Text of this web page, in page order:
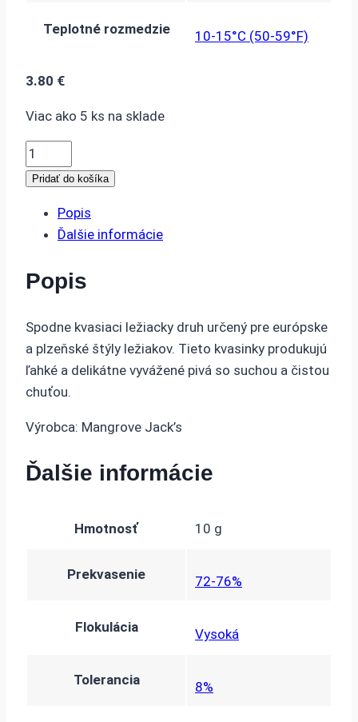
Teplotné rozmedzie 10-15°C (50-59°F)
3.80 €
Viac ako 5 ks na sklade
množstvo
Mangrove
Craft
Series
Bohemian
03.2026
Pridať do košíka
Popis
Ďalšie informácie
Popis
Spodne kvasiaci ležiacky druh určený pre európske
a plzeňské štýly ležiakov. Tieto kvasinky produkujú
ľahké a delikátne vyvážené pivá so suchou a čistou
chuťou.
Výrobca: Mangrove Jack’s
Ďalšie informácie
Hmotnosť 10 g
Prekvasenie 72-76%
Flokulácia Vysoká
Tolerancia 8%